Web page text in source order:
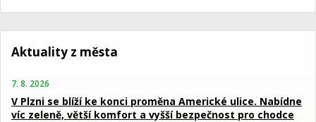
Aktuality z města
7. 8. 2026
V Plzni se blíží ke konci proměna Americké ulice. Nabídne
víc zeleně, větší komfort a vyšší bezpečnost pro chodce